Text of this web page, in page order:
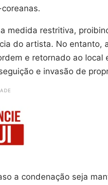
medida restritiva,
do artista. No entanto,
e retornado ao local
e invasão de
a condenação seja